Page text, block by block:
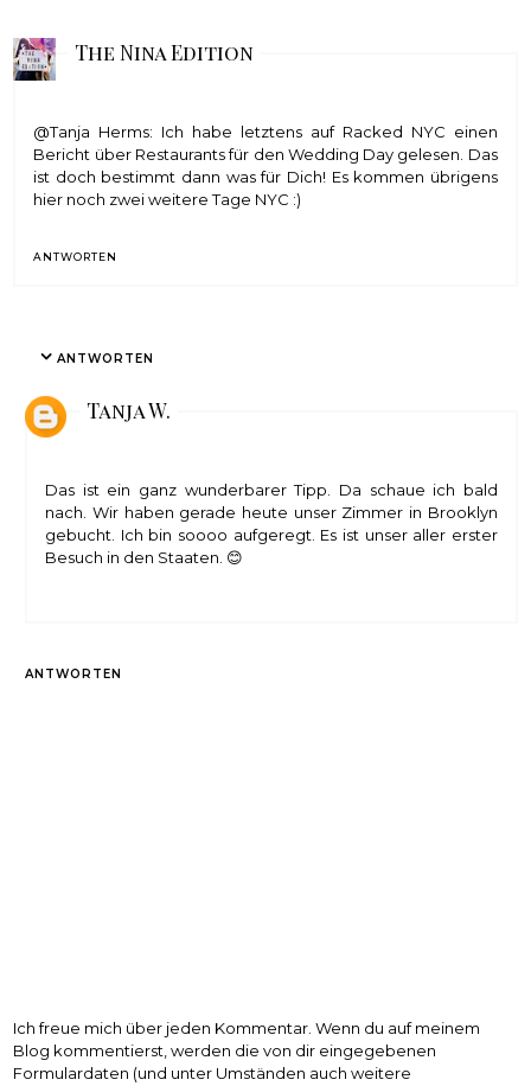
The Nina Edition
@Tanja Herms: Ich habe letztens auf Racked NYC einen
Bericht über Restaurants für den Wedding Day gelesen. Das
ist doch bestimmt dann was für Dich! Es kommen übrigens
hier noch zwei weitere Tage NYC :)
ANTWORTEN
ANTWORTEN
Tanja W.
Das ist ein ganz wunderbarer Tipp. Da schaue ich bald
nach. Wir haben gerade heute unser Zimmer in Brooklyn
gebucht. Ich bin soooo aufgeregt. Es ist unser aller erster
Besuch in den Staaten. 😊
ANTWORTEN
Ich freue mich über jeden Kommentar. Wenn du auf meinem
Blog kommentierst, werden die von dir eingegebenen
Formulardaten (und unter Umständen auch weitere